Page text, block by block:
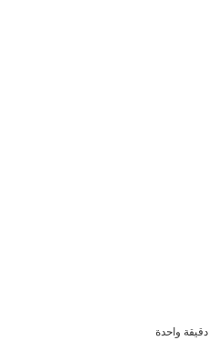
دقيقة واحدة